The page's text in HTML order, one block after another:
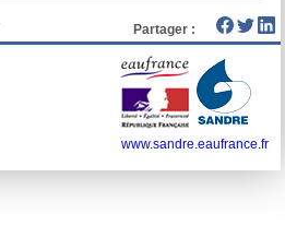
Partager :
www.sandre.eaufrance.fr